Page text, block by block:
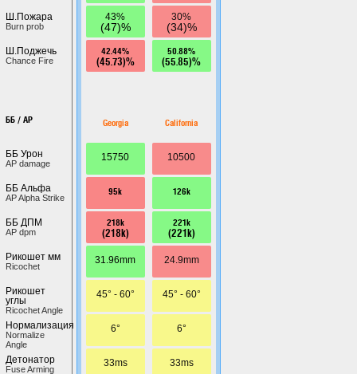
Ш.Пожара
Burn prob
Ш.Поджечь
Chance Fire
ББ / AP
ББ Урон
AP damage
ББ Альфа
AP Alpha Strike
ББ ДПМ
AP dpm
Рикошет мм
Ricochet
Рикошет
углы
Ricochet Angle
Нормализация
Normalize
Angle
Детонатор
Fuse Arming
43%
(47)%
42.44%
(45.73)%
Georgia
15750
95k
218k
(218k)
31.96mm
45° - 60°
6°
33ms
30%
(34)%
50.88%
(55.85)%
California
10500
126k
221k
(221k)
24.9mm
45° - 60°
6°
33ms